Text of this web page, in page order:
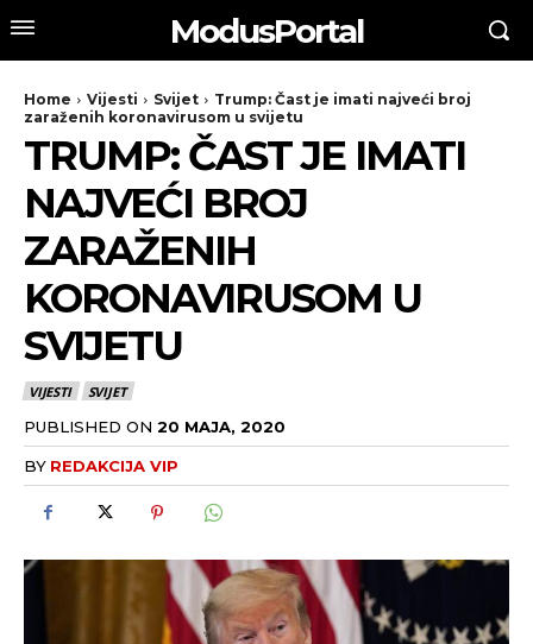
ModusPortal
Home Vijesti Svijet
Trump: Čast je imati najveći broj
zaraženih koronavirusom u svijetu
TRUMP: ČAST JE IMATI
NAJVEĆI BROJ
ZARAŽENIH
KORONAVIRUSOM U
SVIJETU
VIJESTI SVIJET
PUBLISHED ON 20 MAJA, 2020
BY REDAKCIJA VIP